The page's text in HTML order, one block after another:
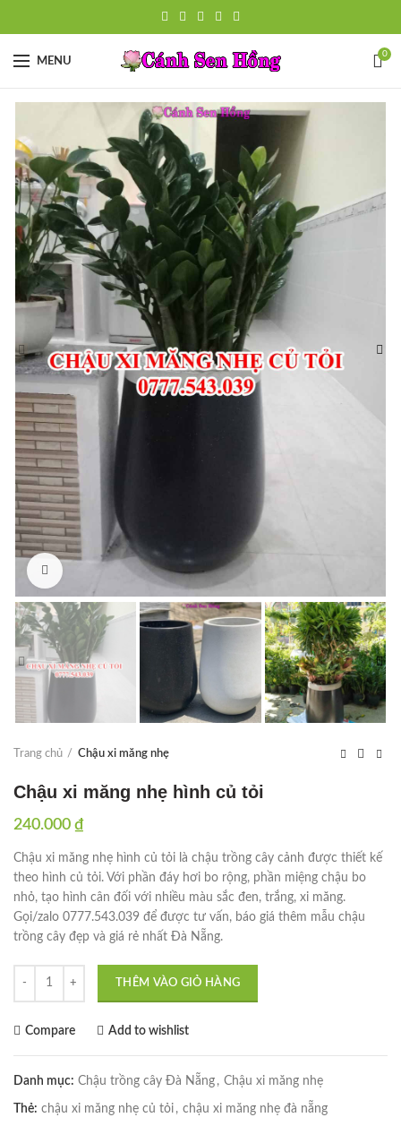
MENU
0
Click to enlarge
Trang chủ Chậu xi măng nhẹ
Chậu xi măng nhẹ hình củ tỏi
240.000 ₫
Chậu xi măng nhẹ hình củ tỏi là chậu trồng cây cảnh được thiết kế
theo hình củ tỏi. Với phần đáy hơi bo rộng, phần miệng chậu bo
nhỏ, tạo hình cân đối với nhiều màu sắc đen, trắng, xi măng.
Gọi/zalo 0777.543.039 để được tư vấn, báo giá thêm mẫu chậu
trồng cây đẹp và giá rẻ nhất Đà Nẵng.
Chậu xi măng nhẹ hình củ tỏi số lượng
THÊM VÀO GIỎ HÀNG
Compare Add to wishlist
Danh mục: Chậu trồng cây Đà Nẵng , Chậu xi măng nhẹ
Thẻ: chậu xi măng nhẹ củ tỏi , chậu xi măng nhẹ đà nẵng